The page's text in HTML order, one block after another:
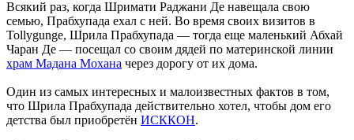
Всякий раз, когда Шримати Раджани Де навещала свою
семью, Прабхупада ехал с ней. Во время своих визитов в
Tollygunge, Шрила Прабхупада — тогда еще маленький Абхай
Чаран Де — посещал со своим дядей по материнской линии
храм Мадана Мохана через дорогу от их дома.
Один из самых интересных и малоизвестных фактов в том,
что Шрила Прабхупада действительно хотел, чтобы дом его
детства был приобретён ИСККОН.